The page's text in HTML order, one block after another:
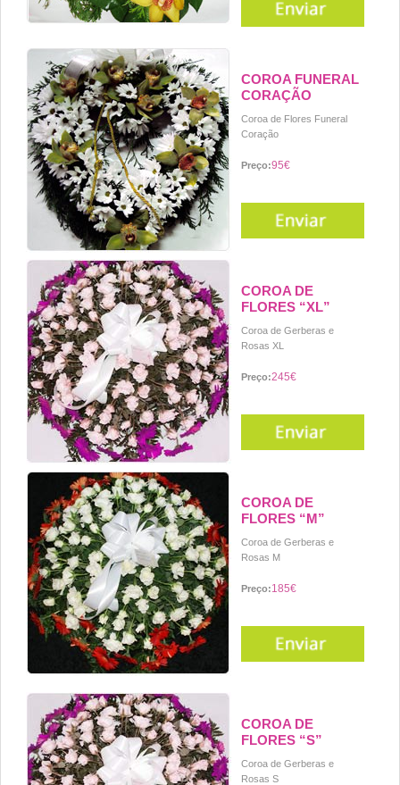
COROA FUNERAL
CORAÇÃO
Coroa de Flores Funeral
Coração
Preço:95€
COROA DE
FLORES “XL”
Coroa de Gerberas e
Rosas XL
Preço:245€
COROA DE
FLORES “M”
Coroa de Gerberas e
Rosas M
Preço:185€
COROA DE
FLORES “S”
Coroa de Gerberas e
Rosas S